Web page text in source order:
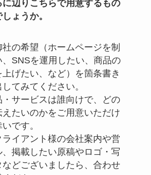
に辺りこちらで用意するもの
ょうか。
社の希望（ホームページを制
、SNSを運用したい、商品の
上げたい、など）を箇条書き
てみてください。
・サービスは誰向けで、どの
えたいのかをご用意いただけ
です。
ライアント様の会社案内や営
掲載したい原稿やロゴ・写
などございましたら、合わせ